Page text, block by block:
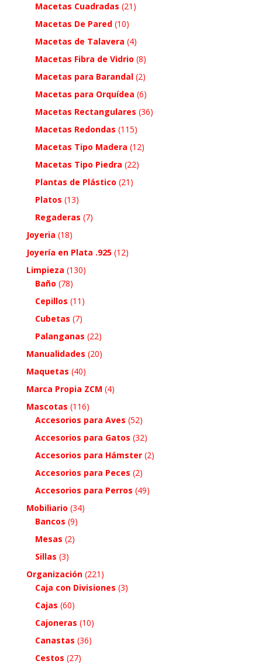
Macetas Cuadradas (21)
Macetas De Pared (10)
Macetas de Talavera (4)
Macetas Fibra de Vidrio (8)
Macetas para Barandal (2)
Macetas para Orquídea (6)
Macetas Rectangulares (36)
Macetas Redondas (115)
Macetas Tipo Madera (12)
Macetas Tipo Piedra (22)
Plantas de Plástico (21)
Platos (13)
Regaderas (7)
Joyeria (18)
Joyería en Plata .925 (12)
Limpieza (130)
Baño (78)
Cepillos (11)
Cubetas (7)
Palanganas (22)
Manualidades (20)
Maquetas (40)
Marca Propia ZCM (4)
Mascotas (116)
Accesorios para Aves (52)
Accesorios para Gatos (32)
Accesorios para Hámster (2)
Accesorios para Peces (2)
Accesorios para Perros (49)
Mobiliario (34)
Bancos (9)
Mesas (2)
Sillas (3)
Organización (221)
Caja con Divisiones (3)
Cajas (60)
Cajoneras (10)
Canastas (36)
Cestos (27)